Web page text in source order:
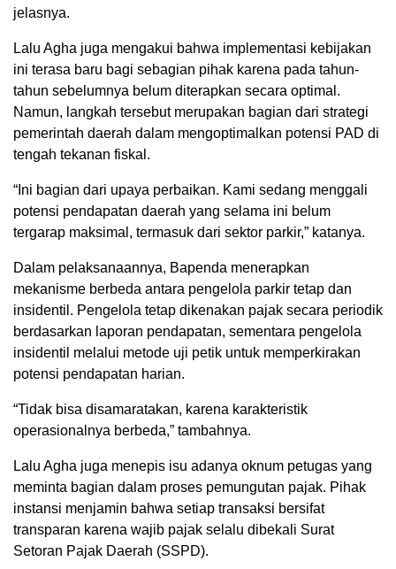
jelasnya.
Lalu Agha juga mengakui bahwa implementasi kebijakan
ini terasa baru bagi sebagian pihak karena pada tahun-
tahun sebelumnya belum diterapkan secara optimal.
Namun, langkah tersebut merupakan bagian dari strategi
pemerintah daerah dalam mengoptimalkan potensi PAD di
tengah tekanan fiskal.
“Ini bagian dari upaya perbaikan. Kami sedang menggali
potensi pendapatan daerah yang selama ini belum
tergarap maksimal, termasuk dari sektor parkir,” katanya.
Dalam pelaksanaannya, Bapenda menerapkan
mekanisme berbeda antara pengelola parkir tetap dan
insidentil. Pengelola tetap dikenakan pajak secara periodik
berdasarkan laporan pendapatan, sementara pengelola
insidentil melalui metode uji petik untuk memperkirakan
potensi pendapatan harian.
“Tidak bisa disamaratakan, karena karakteristik
operasionalnya berbeda,” tambahnya.
Lalu Agha juga menepis isu adanya oknum petugas yang
meminta bagian dalam proses pemungutan pajak. Pihak
instansi menjamin bahwa setiap transaksi bersifat
transparan karena wajib pajak selalu dibekali Surat
Setoran Pajak Daerah (SSPD).